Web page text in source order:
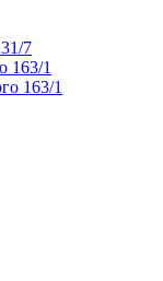
7
163/1
163/1